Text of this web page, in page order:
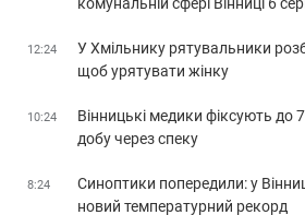
12:24
У Хмільнику рятувальники
щоб урятувати жінку
10:24
Вінницькі медики фіксують до
добу через спеку
8:24
Синоптики попередили: у
новий температурний рекорд